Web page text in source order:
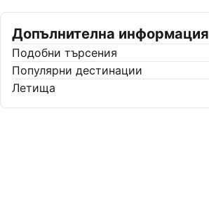
Допълнителна информация
Подобни търсения
Популярни дестинации
Летища